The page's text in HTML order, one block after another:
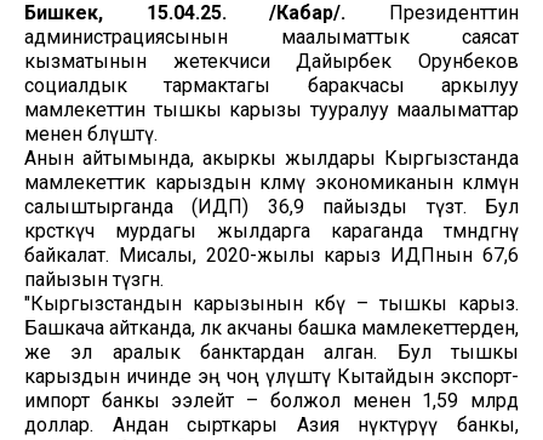
Бишкек, 15.04.25. /Кабар/. Президенттин
администрациясынын маалыматтык саясат
кызматынын жетекчиси Дайырбек Орунбеков
социалдык тармактагы баракчасы аркылуу
мамлекеттин тышкы карызы тууралуу маалыматтар
менен бөлүштү.
Анын айтымында, акыркы жылдары Кыргызстанда
мамлекеттик карыздын көлөмү экономиканын көлөмүнө
салыштырганда (ИДП) 36,9 пайызды түзөт. Бул
көрсөткүч мурдагы жылдарга караганда төмөндөгөнү
байкалат. Мисалы, 2020-жылы карыз ИДПнын 67,6
пайызын түзгөн.
"Кыргызстандын карызынын көбү – тышкы карыз.
Башкача айтканда, өлкө акчаны башка мамлекеттерден,
же эл аралык банктардан алган. Бул тышкы
карыздын ичинде эң чоң үлүштү Кытайдын экспорт-
импорт банкы ээлейт – болжол менен 1,59 млрд
доллар. Андан сырткары Азия өнүктүрүү банкы,